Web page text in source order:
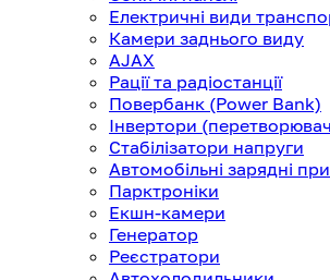
Електричні види
Камери заднього виду
AJAX
Рації та радіостанції
Повербанк (Power Bank)
Інвертори
Стабілізатори напруги
Автомобільні зарядні
Парктроніки
Екшн-камери
Генератор
Реєстратори